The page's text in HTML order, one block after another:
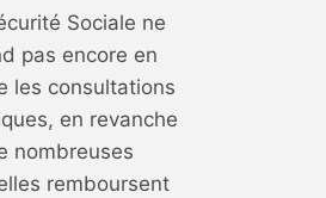
Sociale ne
pas encore en
les consultations
en revanche
nombreuses
remboursent